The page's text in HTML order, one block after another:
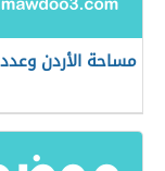
مساحة الأردن